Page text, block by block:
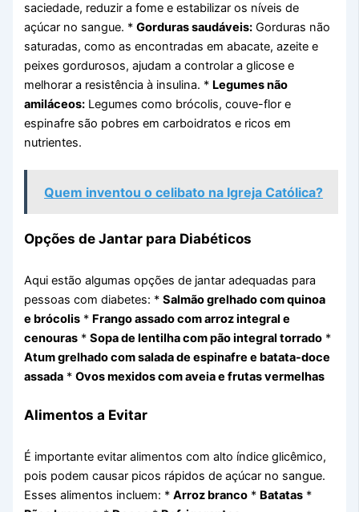
saciedade, reduzir a fome e estabilizar os níveis de
açúcar no sangue. *Gorduras saudáveis: Gorduras não
saturadas, como as encontradas em abacate, azeite e
peixes gordurosos, ajudam a controlar a glicose e
melhorar a resistência à insulina. * Legumes não
amiláceos: Legumes como brócolis, couve-flor e
espinafre são pobres em carboidratos e ricos em
nutrientes.
Quem inventou o celibato na Igreja Católica?
Opções de Jantar para Diabéticos
Aqui estão algumas opções de jantar adequadas para
pessoas com diabetes: *Salmão grelhado com quinoa
e brócolis * Frango assado com arroz integral e
cenouras *Sopa de lentilha com pão integral torrado *
Atum grelhado com salada de espinafre e batata-doce
assada *Ovos mexidos com aveia e frutas vermelhas
Alimentos a Evitar
É importante evitar alimentos com alto índice glicêmico,
pois podem causar picos rápidos de açúcar no sangue.
Esses alimentos incluem: *Arroz branco * Batatas *